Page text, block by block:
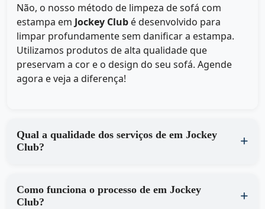
Não, o nosso método de limpeza de sofá com
estampa em Jockey Club é desenvolvido para
limpar profundamente sem danificar a estampa.
Utilizamos produtos de alta qualidade que
preservam a cor e o design do seu sofá. Agende
agora e veja a diferença!
Qual a qualidade dos serviços de em Jockey
Club?
Como funciona o processo de em Jockey
Club?